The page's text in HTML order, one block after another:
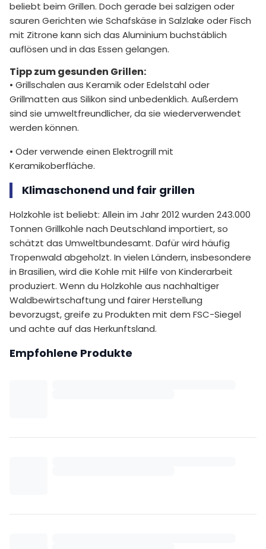
beliebt beim Grillen. Doch gerade bei salzigen oder
sauren Gerichten wie Schafskäse in Salzlake oder Fisch
mit Zitrone kann sich das Aluminium buchstäblich
auflösen und in das Essen gelangen.
Tipp zum gesunden Grillen:
• Grillschalen aus Keramik oder Edelstahl oder
Grillmatten aus Silikon sind unbedenklich. Außerdem
sind sie umweltfreundlicher, da sie wiederverwendet
werden können.
• Oder verwende einen Elektrogrill mit
Keramikoberfläche.
Klimaschonend und fair grillen
Holzkohle ist beliebt: Allein im Jahr 2012 wurden 243.000
Tonnen Grillkohle nach Deutschland importiert, so
schätzt das Umweltbundesamt. Dafür wird häufig
Tropenwald abgeholzt. In vielen Ländern, insbesondere
in Brasilien, wird die Kohle mit Hilfe von Kinderarbeit
produziert. Wenn du Holzkohle aus nachhaltiger
Waldbewirtschaftung und fairer Herstellung
bevorzugst, greife zu Produkten mit dem FSC-Siegel
und achte auf das Herkunftsland.
Empfohlene Produkte